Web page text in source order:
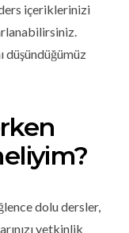
içeriklerinizi
düşündüğümüz
dolu dersler,
yetkinlik